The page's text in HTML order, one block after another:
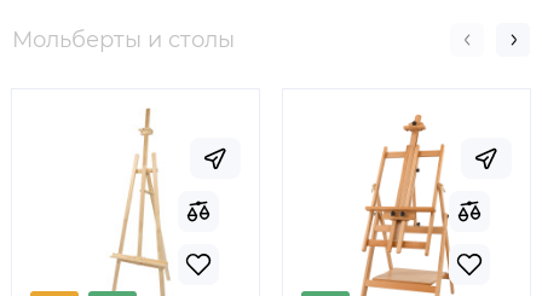
Мольберты и столы